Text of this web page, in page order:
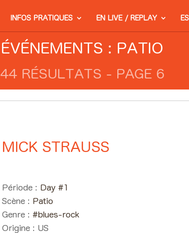
INFOS PRATIQUES EN LIVE / REPLAY
ÉVÉNEMENTS : PATIO
44 RÉSULTATS - PAGE 6
MICK STRAUSS
Période : Day #1
Scène : Patio
Genre :#blues-rock
Origine : US